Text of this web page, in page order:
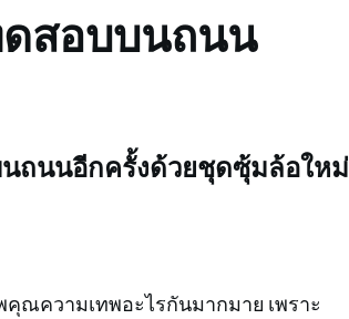
สอบบนถนน
นถนนอีกครั้งด้วยชุดซุ้มล้อใหม่
ณความเทพอะไรกันมากมาย เพราะ